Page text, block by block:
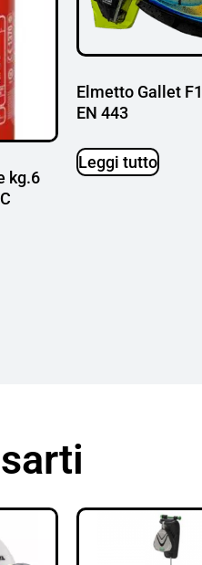
kg.6
Elmetto Gallet
EN 443
Leggi tutto